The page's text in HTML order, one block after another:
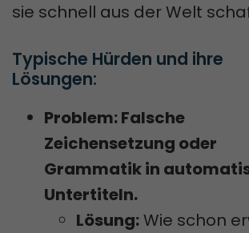
sie schnell aus der Welt
Typische Hürden und ihre
Lösungen:
Problem: Falsche
Zeichensetzung oder
Grammatik in
Untertiteln.
Lösung:Wie schon